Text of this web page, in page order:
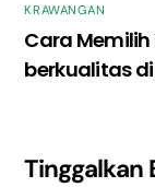
KRAWANGAN
Cara
berkualitas
Tinggalkan